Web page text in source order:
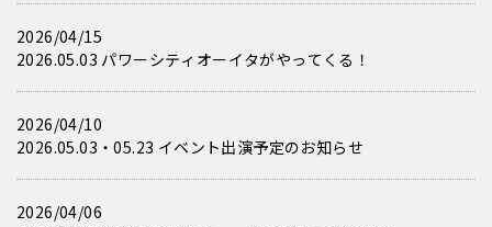
2026/04/15
2026.05.03 パワーシティオーイタがやってくる！
2026/04/10
2026.05.03・05.23 イベント出演予定のお知らせ
2026/04/06